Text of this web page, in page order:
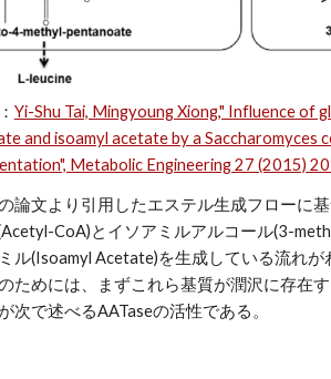
Yi-Shu Tai, Mingyoung Xiong," Influence of
and isoamyl acetate by a Saccharomyces
Metabolic Engineering 27 (2015)
論文より引用したエステル生成フローに
CoA)とイソアミルアルコール(3-
ル(Isoamyl Acetate)を生成している流れ
ためには、まずこれら基質が潤沢に存在
次で述べるAATaseの活性である。